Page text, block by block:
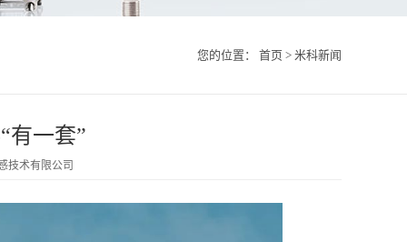
您的位置： 首页 > 米科新闻
有一套”
技术有限公司